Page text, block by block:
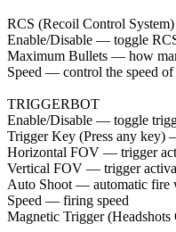
RCS (Recoil Control System)
Enable/Disable — toggle
Maximum Bullets — how
Speed — control the speed
TRIGGERBOT
Enable/Disable — toggle
Trigger Key (Press any key)
Horizontal FOV — trigger
Vertical FOV — trigger
Auto Shoot — automatic fire
Speed — firing speed
Magnetic Trigger